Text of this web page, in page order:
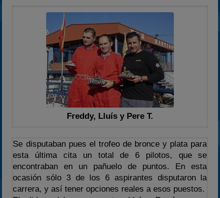
Preguntas Frecuentes
Freddy, Lluís y Pere T.
Se disputaban pues el trofeo de bronce y plata para
esta última cita un total de 6 pilotos, que se
encontraban en un pañuelo de puntos. En esta
ocasión sólo 3 de los 6 aspirantes disputaron la
carrera, y así tener opciones reales a esos puestos.